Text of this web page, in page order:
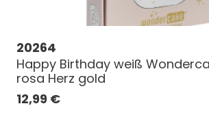
20264
Happy Birthday weiß
rosa Herz gold
12,99 €